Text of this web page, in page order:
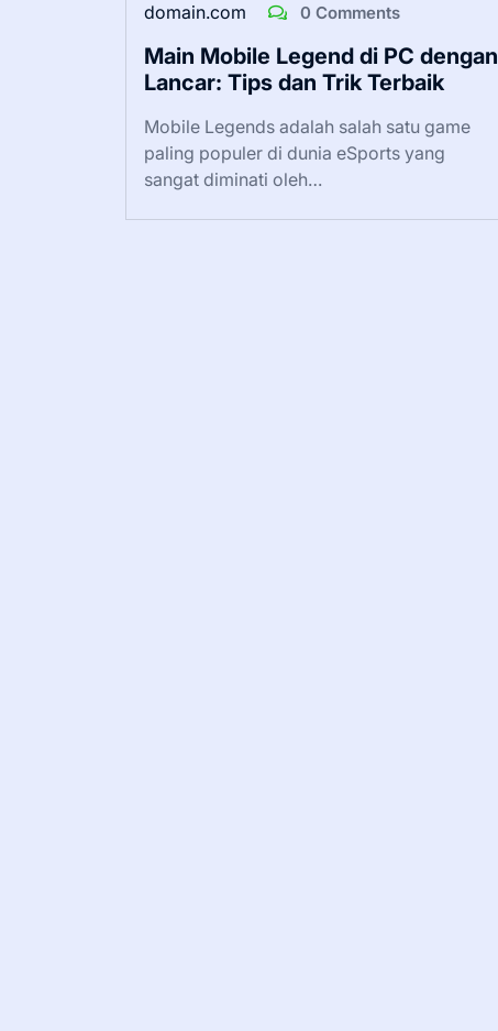
domain.com
0 Comments
Main Mobile Legend di PC dengan
Lancar: Tips dan Trik Terbaik
Mobile Legends adalah salah satu game
paling populer di dunia eSports yang
sangat diminati oleh…